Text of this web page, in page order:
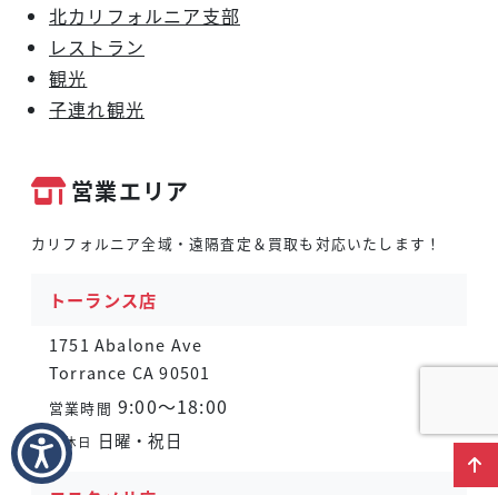
北カリフォルニア支部
レストラン
観光
子連れ観光
営業エリア
カリフォルニア全域・遠隔査定＆買取も対応いたします！
トーランス店
1751 Abalone Ave
Torrance CA 90501
営業時間 9:00～18:00
定休日 日曜・祝日